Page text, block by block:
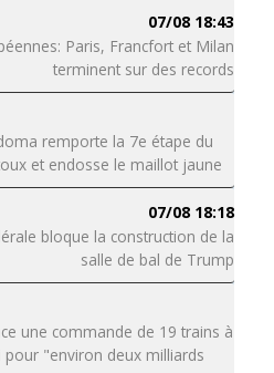
07/08 18:43
Paris, Francfort et Milan
terminent sur des records
remporte la 7e étape du
et endosse le maillot jaune
07/08 18:18
bloque la construction de la
salle de bal de Trump
une commande de 19 trains à
pour "environ deux milliards